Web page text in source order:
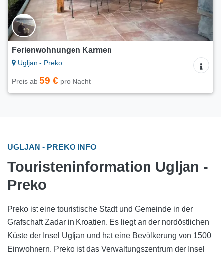
Ferienwohnungen Karmen
Ugljan - Preko
Preis ab 59 € pro Nacht
UGLJAN - PREKO INFO
Touristeninformation Ugljan -
Preko
Preko ist eine touristische Stadt und Gemeinde in der
Grafschaft Zadar in Kroatien. Es liegt an der nordöstlichen
Küste der Insel Ugljan und hat eine Bevölkerung von 1500
Einwohnern. Preko ist das Verwaltungszentrum der Insel